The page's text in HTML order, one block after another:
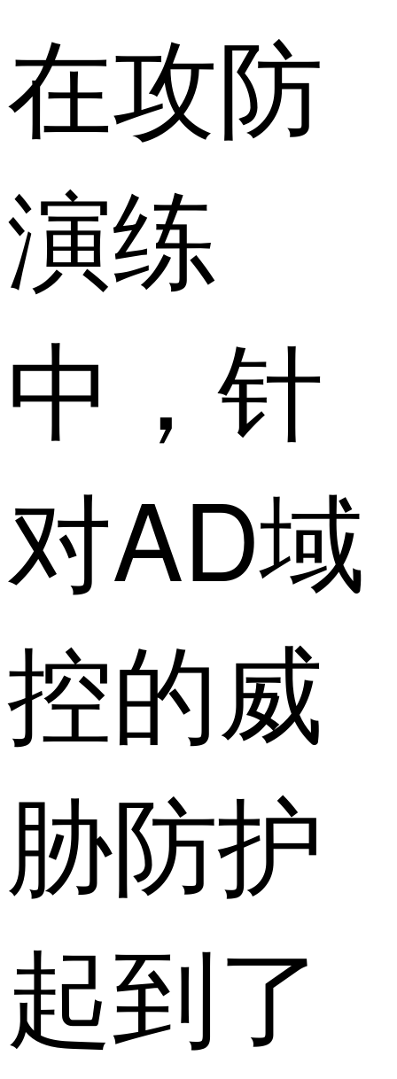
在攻防
演练
中，针
对AD域
控的威
胁防护
起到了